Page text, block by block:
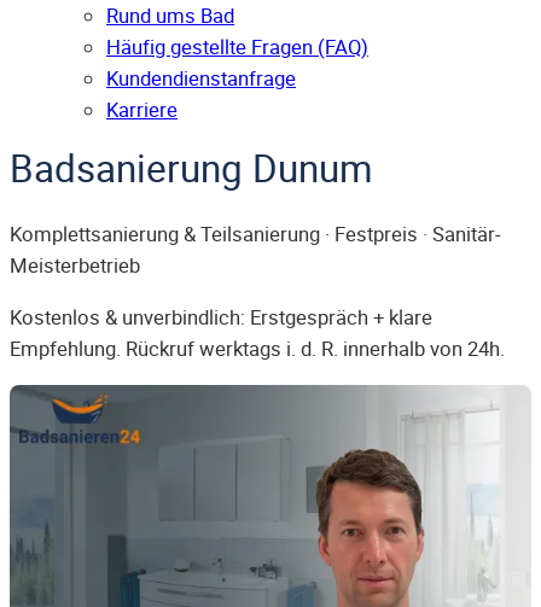
Rund ums Bad
Häufig gestellte Fragen (FAQ)
Kunden­dienst­anfrage
Karriere
Badsanierung Dunum
Komplettsanierung & Teilsanierung · Festpreis · Sanitär-
Meisterbetrieb
Kostenlos & unverbindlich: Erstgespräch + klare
Empfehlung. Rückruf werktags i. d. R. innerhalb von 24h.